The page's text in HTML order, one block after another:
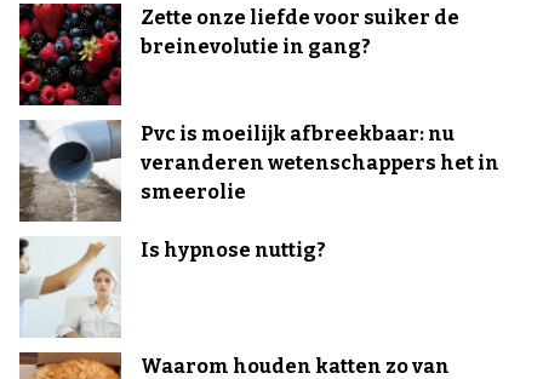
Zette onze liefde voor suiker de
breinevolutie in gang?
Pvc is moeilijk afbreekbaar: nu
veranderen wetenschappers het in
smeerolie
Is hypnose nuttig?
Waarom houden katten zo van